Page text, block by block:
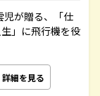
児が贈る、「仕
」に飛行機を役
詳細を見る